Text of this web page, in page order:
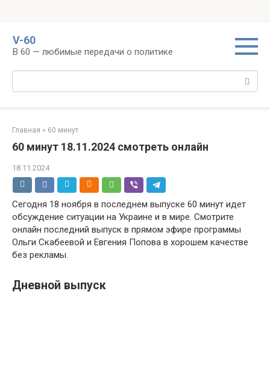
контенту
V-60
В 60 — любимые передачи о политике
Поиск:
Главная » 60 минут
60 минут 18.11.2024 смотреть онлайн
18.11.2024
Сегодня 18 ноября в последнем выпуске 60 минут идет
обсуждение ситуации на Украине и в мире. Смотрите
онлайн последний выпуск в прямом эфире программы
Ольги Скабеевой и Евгения Попова в хорошем качестве
без рекламы.
Дневной выпуск